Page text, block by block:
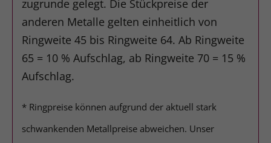
zugrunde gelegt. Die Stückpreise der
anderen Metalle gelten einheitlich von
Ringweite 45 bis Ringweite 64. Ab Ringweite
65 = 10 % Aufschlag, ab Ringweite 70 = 15 %
Aufschlag.
* Ringpreise können aufgrund der aktuell stark
schwankenden Metallpreise abweichen. Unser